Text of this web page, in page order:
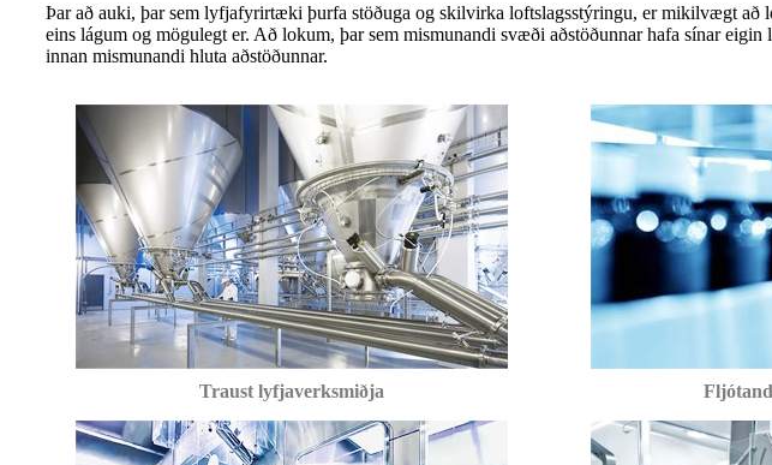
Þar að auki, þar sem lyfjafyrirtæki þurfa stöðuga og skilvirka loftslagsstýringu, er mikilvægt
eins lágum og mögulegt er. Að lokum, þar sem mismunandi svæði aðstöðunnar hafa sínar
innan mismunandi hluta aðstöðunnar.
Traust lyfjaverksmiðja